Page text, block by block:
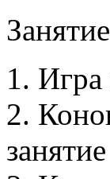
1. Игра
2.